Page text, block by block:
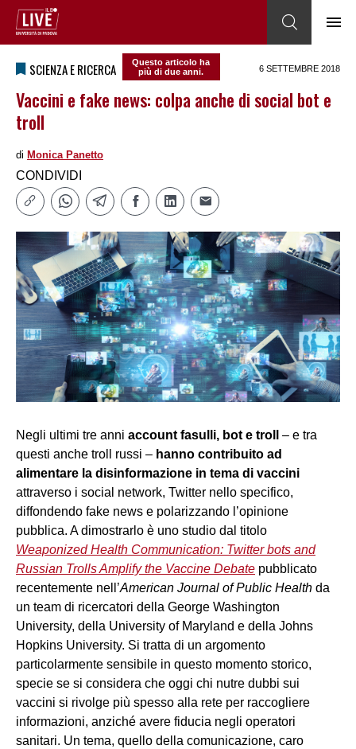
SCIENZA E RICERCA
Questo articolo ha
più di due anni.
6 SETTEMBRE 2018
Vaccini e fake news: colpa anche di social bot e
troll
di Monica Panetto
CONDIVIDI
Negli ultimi tre anni account fasulli, bot e troll
– e tra
questi anche troll russi – hanno contribuito ad
alimentare la disinformazione in tema di vaccini
attraverso i social network, Twitter nello specifico,
diffondendo fake news e polarizzando l’opinione
pubblica. A dimostrarlo è uno studio dal titolo
Weaponized Health Communication: Twitter bots and
Russian Trolls Amplify the Vaccine Debate pubblicato
recentemente nell’American Journal of Public Health da
un team di ricercatori della George Washington
University, della University of Maryland e della Johns
Hopkins University. Si tratta di un argomento
particolarmente sensibile in questo momento storico,
specie se si considera che oggi chi nutre dubbi sui
vaccini si rivolge più spesso alla rete per raccogliere
informazioni, anziché avere fiducia negli operatori
sanitari. Un tema, quello della comunicazione, caro